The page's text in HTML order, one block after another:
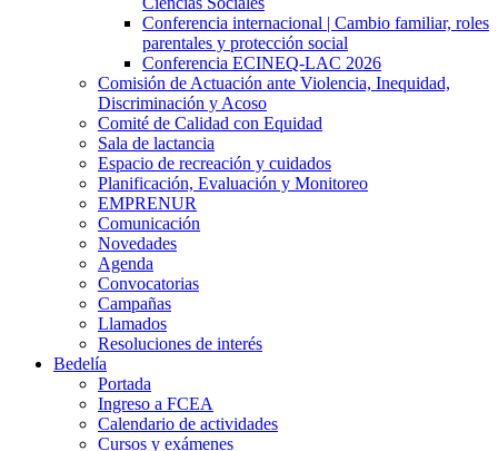
Conferencia internacional | Cambio familiar, roles
parentales y protección social
Conferencia ECINEQ-LAC 2026
Comisión de Actuación ante Violencia, Inequidad,
Discriminación y Acoso
Comité de Calidad con Equidad
Sala de lactancia
Espacio de recreación y cuidados
Planificación, Evaluación y Monitoreo
EMPRENUR
Comunicación
Novedades
Agenda
Convocatorias
Campañas
Llamados
Resoluciones de interés
Bedelía
Portada
Ingreso a FCEA
Calendario de actividades
Cursos y exámenes